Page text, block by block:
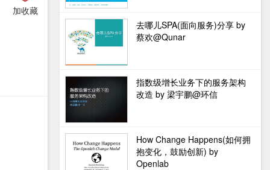
去哪儿SPA(面向服务)分享 by
蔡欢@Qunar
指数级增长业务下的服务架构
改造 by 梁宇鹏@环信
How Change Happens(如何拥
抱变化，鼓励创新) by
Openlab
加收藏